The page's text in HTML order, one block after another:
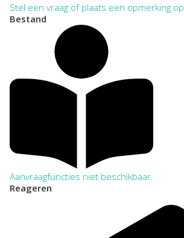
Stel een vraag of plaats een opmerking
Bestand
Aanvraagfuncties niet beschikbaar.
Reageren